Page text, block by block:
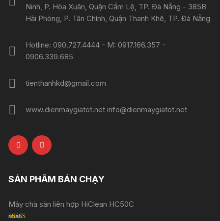
Ninh, P. Hòa Xuân, Quận Cẩm Lệ, TP. Đà Nẵng - 385B
Hải Phòng, P. Tân Chính, Quận Thanh Khê, TP. Đà Nẵng
Hotline: 090.727.4444 - M: 0917.166.357 -
0906.339.685
tienthanhkd@gmail.com
www.dienmaygiatot.net info@dienmaygiatot.net
SẢN PHẨM BÁN CHẠY
Máy chà sàn liên hợp HiClean HC50C